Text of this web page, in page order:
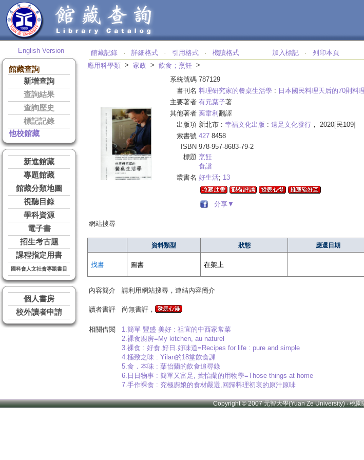
English Version
館藏查詢
新增查詢
查詢結果
查詢歷史
標記記錄
他校館藏
新進館藏
專題館藏
館藏分類地圖
視聽目錄
學科資源
電子書
招生考古題
課程指定用書
國科會人文社會專題書目
個人書房
校外讀者申請
館藏記錄 ‧ 詳細格式 ‧ 引用格式 ‧ 機讀格式 加入標記 ‧
列印本頁
應用科學類 > 家政 > 飲食；烹飪 >
系統號碼 787129
書刊名 料理研究家的餐桌生活學 : 日本國民料理天后的70則料
主要著者 有元葉子著
其他著者 葉韋利 翻譯
出版項 新北市 : 幸福文化出版 : 遠足文化發行 ， 2020[民109]
索書號 427 8458
ISBN 978-957-8683-79-2
標題 烹飪
食譜
叢書名 好生活; 13
分享▼
網站搜尋
資料類型 狀態 應還日期
找書 圖書 在架上
內容簡介 請利用網站搜尋，連結內容簡介
讀者書評 尚無書評，
相關借閱
1.簡單 豐盛 美好 : 祖宜的中西家常菜
2.裸食廚房=My kitchen, au naturel
3.裸食 : 好食.好日.好味道=Recipes for life : pure and simple
4.極致之味 : Yilan的18堂飮食課
5.食．本味 : 葉怡蘭的飲食追尋錄
6.日日物事 : 簡單又富足, 葉怡蘭的用物學=Those things at home
7.手作裸食 : 究極廚娘的食材嚴選,回歸料理初衷的原汁原味
Copyright © 2007 元智大學(Yuan Ze University) ‧ 桃